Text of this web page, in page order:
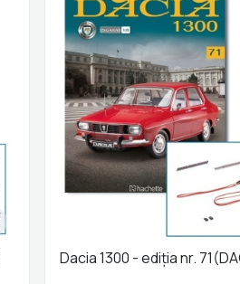
Dacia 1300 - ediția nr.